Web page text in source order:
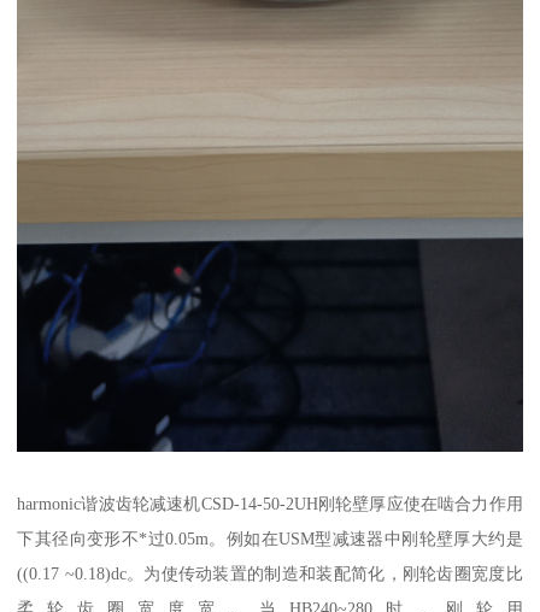
harmonic谐波齿轮减速机CSD-14-50-2UH刚轮壁厚应使在啮合力作用
下其径向变形不*过0.05m。例如在USM型减速器中刚轮壁厚大约是
((0.17 ~0.18)dc。为使传动装置的制造和装配简化，刚轮齿圈宽度比
柔轮齿圈宽度宽。当HB240~280时，刚轮用